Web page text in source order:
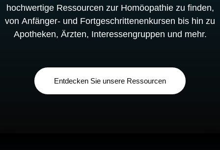
hochwertige Ressourcen zur Homöopathie zu finden,
von Anfänger- und Fortgeschrittenenkursen bis hin zu
Apotheken, Ärzten, Interessengruppen und mehr.
Entdecken Sie unsere Ressourcen